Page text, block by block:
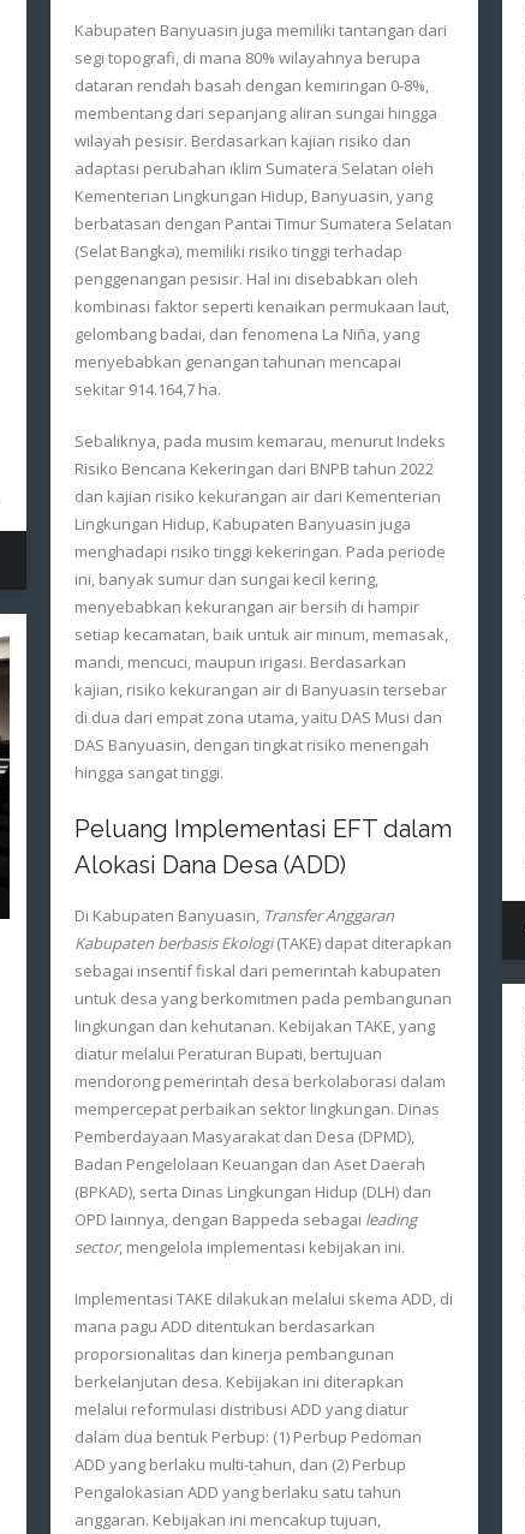
Kabupaten Banyuasin juga memiliki tantangan dari
segi topografi, di mana 80% wilayahnya berupa
dataran rendah basah dengan kemiringan 0-8%,
membentang dari sepanjang aliran sungai hingga
wilayah pesisir. Berdasarkan kajian risiko dan
adaptasi perubahan iklim Sumatera Selatan oleh
Kementerian Lingkungan Hidup, Banyuasin, yang
berbatasan dengan Pantai Timur Sumatera Selatan
(Selat Bangka), memiliki risiko tinggi terhadap
penggenangan pesisir. Hal ini disebabkan oleh
kombinasi faktor seperti kenaikan permukaan laut,
gelombang badai, dan fenomena La Niña, yang
menyebabkan genangan tahunan mencapai
sekitar 914.164,7 ha.
Sebaliknya, pada musim kemarau, menurut Indeks
Risiko Bencana Kekeringan dari BNPB tahun 2022
dan kajian risiko kekurangan air dari Kementerian
Lingkungan Hidup, Kabupaten Banyuasin juga
menghadapi risiko tinggi kekeringan. Pada periode
ini, banyak sumur dan sungai kecil kering,
menyebabkan kekurangan air bersih di hampir
setiap kecamatan, baik untuk air minum, memasak,
mandi, mencuci, maupun irigasi. Berdasarkan
kajian, risiko kekurangan air di Banyuasin tersebar
di dua dari empat zona utama, yaitu DAS Musi dan
DAS Banyuasin, dengan tingkat risiko menengah
hingga sangat tinggi.
Peluang Implementasi EFT dalam
Alokasi Dana Desa (ADD)
Di Kabupaten Banyuasin, Transfer Anggaran
Kabupaten berbasis Ekologi(TAKE) dapat diterapkan
sebagai insentif fiskal dari pemerintah kabupaten
untuk desa yang berkomitmen pada pembangunan
lingkungan dan kehutanan. Kebijakan TAKE, yang
diatur melalui Peraturan Bupati, bertujuan
mendorong pemerintah desa berkolaborasi dalam
mempercepat perbaikan sektor lingkungan. Dinas
Pemberdayaan Masyarakat dan Desa (DPMD),
Badan Pengelolaan Keuangan dan Aset Daerah
(BPKAD), serta Dinas Lingkungan Hidup (DLH) dan
OPD lainnya, dengan Bappeda sebagai leading
sector, mengelola implementasi kebijakan ini.
Implementasi TAKE dilakukan melalui skema ADD, di
mana pagu ADD ditentukan berdasarkan
proporsionalitas dan kinerja pembangunan
berkelanjutan desa. Kebijakan ini diterapkan
melalui reformulasi distribusi ADD yang diatur
dalam dua bentuk Perbup: (1) Perbup Pedoman
ADD yang berlaku multi-tahun, dan (2) Perbup
Pengalokasian ADD yang berlaku satu tahun
anggaran. Kebijakan ini mencakup tujuan,